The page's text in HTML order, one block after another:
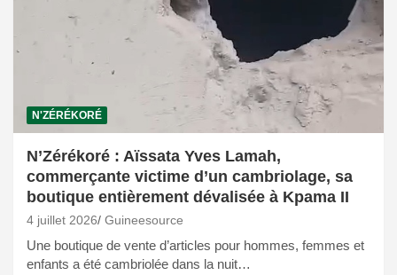
N'ZÉRÉKORÉ
N’Zérékoré : Aïssata Yves Lamah,
commerçante victime d’un cambriolage, sa
boutique entièrement dévalisée à Kpama II
4 juillet 2026 Guineesource
Une boutique de vente d’articles pour hommes, femmes et
enfants a été cambriolée dans la nuit…